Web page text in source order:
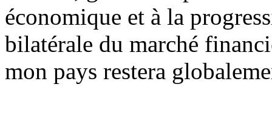
économique et à la
bilatérale du marché
mon pays restera